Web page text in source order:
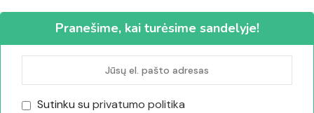
Pranešime, kai turėsime sandelyje!
Sutinku su privatumo politika